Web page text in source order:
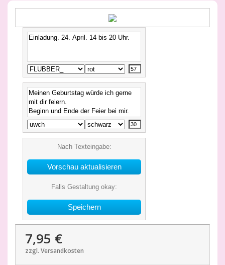
Nach Texteingabe:
Falls Gestaltung okay:
Speichern
7,95 €
zzgl. Versandkosten